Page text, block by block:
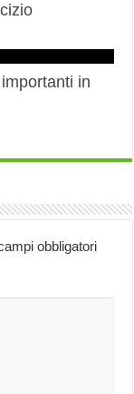
in
obbligatori